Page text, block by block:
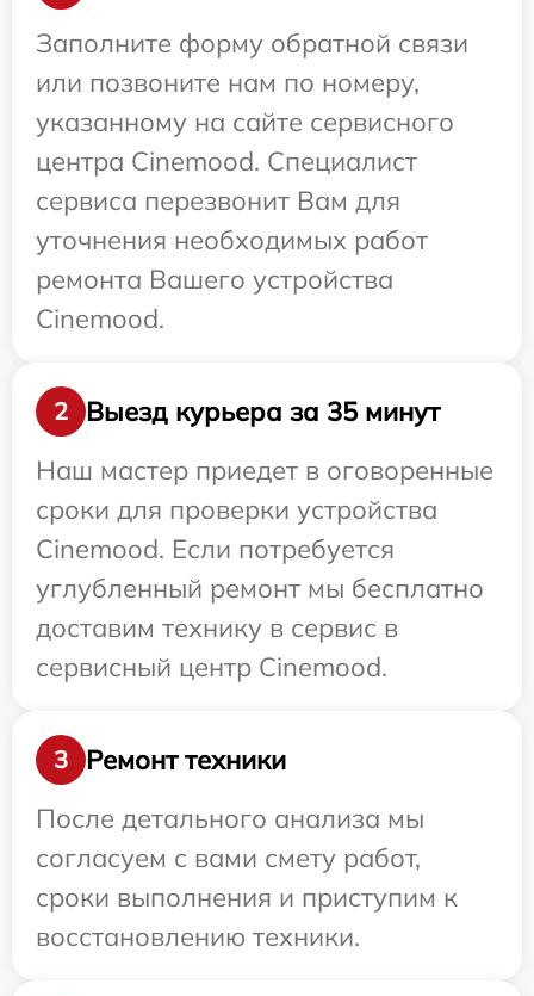
Заполните форму обратной связи
или позвоните нам по номеру,
указанному на сайте сервисного
центра Cinemood. Специалист
сервиса перезвонит Вам для
уточнения необходимых работ
ремонта Вашего устройства
Cinemood.
2
Выезд курьера за 35 минут
Наш мастер приедет в оговоренные
сроки для проверки устройства
Cinemood. Если потребуется
углубленный ремонт мы бесплатно
доставим технику в сервис в
сервисный центр Cinemood.
3
Ремонт техники
После детального анализа мы
согласуем с вами смету работ,
сроки выполнения и приступим к
восстановлению техники.